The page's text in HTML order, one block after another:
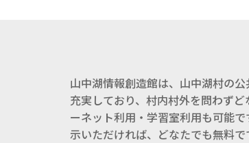
山中湖情報創造館は、山中湖村の
充実しており、村内村外を問わず
ーネット利用・学習室利用も可能
示いただければ、どなたでも無料で